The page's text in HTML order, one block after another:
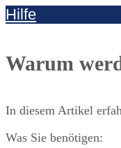
Hilfe
Warum
In diesem Artikel
Was Sie benötigen: